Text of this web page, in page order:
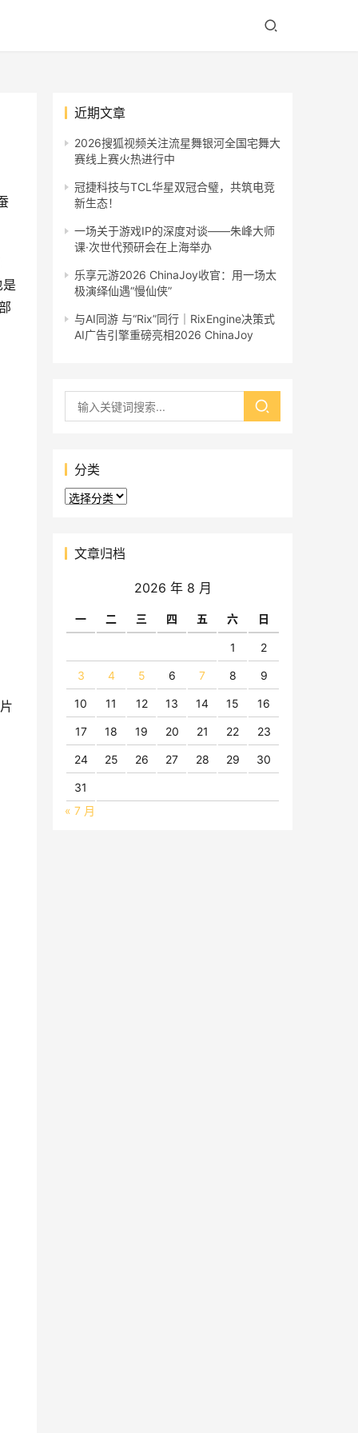
近期文章
2026搜狐视频关注流星舞银河全国宅舞大
赛线上赛火热进行中
冠捷科技与TCL华星双冠合璧，共筑电竞
新生态！
一场关于游戏IP的深度对谈——朱峰大师
课·次世代预研会在上海举办
乐享元游2026 ChinaJoy收官：用一场太
极演绎仙遇“慢仙侠”
与AI同游 与“Rix”同行｜RixEngine决策式
AI广告引擎重磅亮相2026 ChinaJoy
分类
分
文章归档
2026 年 8 月
一 二 三 四 五 六 日
1 2
3 4 5 6 7 8 9
10 11 12 13 14 15 16
17 18 19 20 21 22 23
24 25 26 27 28 29 30
31
« 7 月